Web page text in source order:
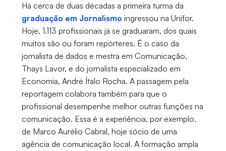
Há cerca de duas décadas a primeira turma da
graduação em Jornalismo ingressou na Unifor.
Hoje, 1.113 profissionais já se graduaram, dos quais
muitos são ou foram repórteres. É o caso da
jornalista de dados e mestra em Comunicação,
Thays Lavor, e do jornalista especializado em
Economia, André Ítalo Rocha. A passagem pela
reportagem colabora também para que o
profissional desempenhe melhor outras funções na
comunicação. Essa é a experiência, por exemplo,
de Marco Aurélio Cabral, hoje sócio de uma
agência de comunicação local. A formação ampla